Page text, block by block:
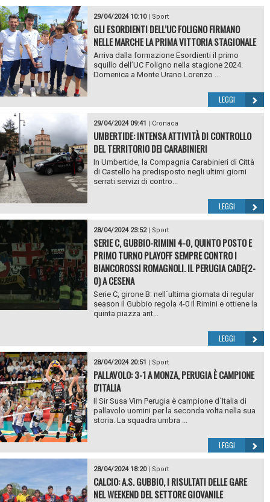
29/04/2024 10:10| Sport
GLI ESORDIENTI DELL’UC FOLIGNO FIRMANO
NELLE MARCHE LA PRIMA VITTORIA STAGIONALE
Arriva dalla formazione Esordienti il primo
squillo dell’UC Foligno nella stagione 2024.
Domenica a Monte Urano Lorenzo ...
LEGGI
29/04/2024 09:41 | Cronaca
UMBERTIDE: INTENSA ATTIVITÀ DI CONTROLLO
DEL TERRITORIO DEI CARABINIERI
In Umbertide, la Compagnia Carabinieri di Città
di Castello ha predisposto negli ultimi giorni
serrati servizi di contro...
LEGGI
28/04/2024 23:52| Sport
SERIE C, GUBBIO-RIMINI 4-0, QUINTO POSTO E
PRIMO TURNO PLAYOFF SEMPRE CONTRO I
BIANCOROSSI ROMAGNOLI. IL PERUGIA CADE(2-
0) A CESENA
Serie C, girone B: nell`ultima giornata di regular
season il Gubbio regola 4-0 il Rimini e ottiene la
quinta piazza arit...
LEGGI
28/04/2024 20:51 | Sport
PALLAVOLO: 3-1 A MONZA, PERUGIA È CAMPIONE
D'ITALIA
Il Sir Susa Vim Perugia è campione d`Italia di
pallavolo uomini per la seconda volta nella sua
storia. La squadra umbra ...
LEGGI
28/04/2024 18:20| Sport
CALCIO: A.S. GUBBIO, I RISULTATI DELLE GARE
NEL WEEKEND DEL SETTORE GIOVANILE